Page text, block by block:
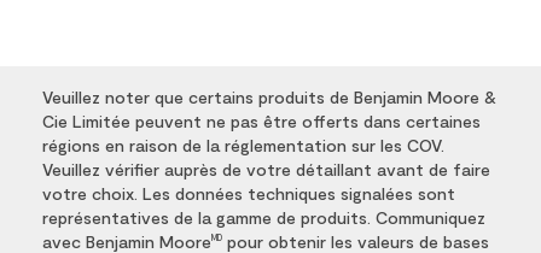
Veuillez noter que certains produits de Benjamin Moore &
Cie Limitée peuvent ne pas être offerts dans certaines
régions en raison de la réglementation sur les COV.
Veuillez vérifier auprès de votre détaillant avant de faire
votre choix. Les données techniques signalées sont
représentatives de la gamme de produits. Communiquez
avec Benjamin Moore MD pour obtenir les valeurs de bases